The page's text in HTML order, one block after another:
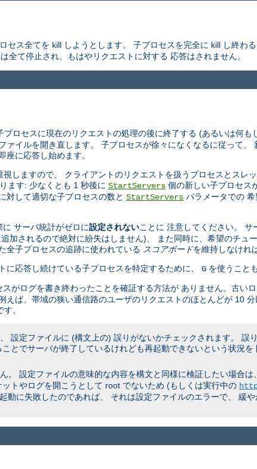
セス全てを kill しようとします。 子プロセスを完全に kill し終わ
て停止され、もはやリクエストに対する 応答はされません。
プロセスに現在のリクエストの処理の後に終了する (あるいは何も
イルを開き直します。 子プロセスが徐々になくなるに従って、
に応答し始めます。
しますので、 クライアントのリクエストを扱うプロセスとスレ
ます: 少なくとも 1 秒後に StartServers 個の新しい子プロセス
対して適切な子プロセスの数と StartServers パラメータでの
サーバ統計がゼロに設定されないことに 注意してください。 サ
加されるので絶対に紛失はしません)、 また同時に、希望のチュ
全子プロセスの追跡に使われている スコアボードを維持しなけれ
応答し続けている子プロセスを特定するために、 G を使うこと
がログを書き終わったことを確証する方法が ありません。古い
ば、帯域の狭い通信路のユーザのリクエストのほとんどが 10
。
設定ファイルに (構文上の) 誤りがないかチェックされます。 誤
とでサーバが終了しているけれども再起動できないという状況
。 設定ファイルの意味的な内容を構文と同様に検証したい場合
トやログを開こうとして root でないため (もしくは実行中の
動に失敗したのであれば、 それは設定ファイルのエラーで、 緩